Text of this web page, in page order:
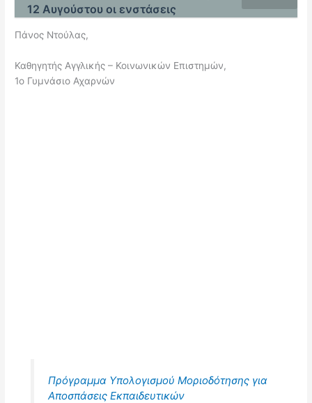
12 Αυγούστου οι ενστάσεις
Πάνος Ντούλας,
Καθηγητής Αγγλικής – Κοινωνικών Επιστημών,
1ο Γυμνάσιο Αχαρνών
Πρόγραμμα Υπολογισμού Μοριοδότησης για
Αποσπάσεις Εκπαιδευτικών